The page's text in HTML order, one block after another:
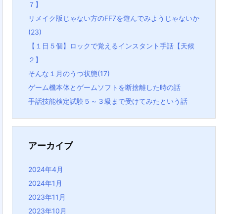
７】
リメイク版じゃない方のFF7を遊んでみようじゃないか
(23)
【１日５個】ロックで覚えるインスタント手話【天候
２】
そんな１月のうつ状態(17)
ゲーム機本体とゲームソフトを断捨離した時の話
手話技能検定試験５～３級まで受けてみたという話
アーカイブ
2024年4月
2024年1月
2023年11月
2023年10月